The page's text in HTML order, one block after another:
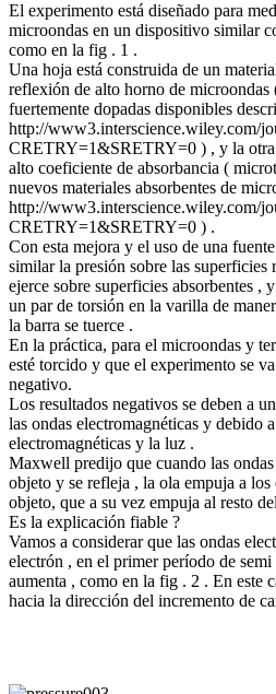
El experimento está diseñado para
microondas en un dispositivo similar
como en la fig . 1 .
Una hoja está construida de un
reflexión de alto horno de
fuertemente dopadas disponibles
http://www3.interscience.wiley.com/
CRETRY=1&SRETRY=0 ) , y la otra
alto coeficiente de absorbancia (
nuevos materiales absorbentes de
http://www3.interscience.wiley.com/
CRETRY=1&SRETRY=0 ) .
Con esta mejora y el uso de una
similar la presión sobre las superficies
ejerce sobre superficies absorbentes ,
un par de torsión en la varilla de
la barra se tuerce .
En la práctica, para el microondas y
esté torcido y que el experimento se
negativo.
Los resultados negativos se deben a
las ondas electromagnéticas y debido
electromagnéticas y la luz .
Maxwell predijo que cuando las
objeto y se refleja , la ola empuja a
objeto, que a su vez empuja al resto
Es la explicación fiable ?
Vamos a considerar que las ondas
electrón , en el primer período de
aumenta , como en la fig . 2 . En este
hacia la dirección del incremento de